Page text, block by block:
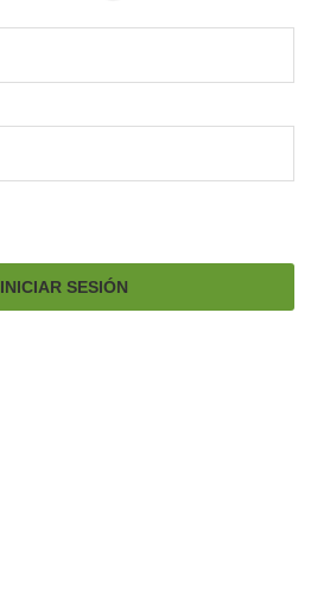
INICIAR SESIÓN